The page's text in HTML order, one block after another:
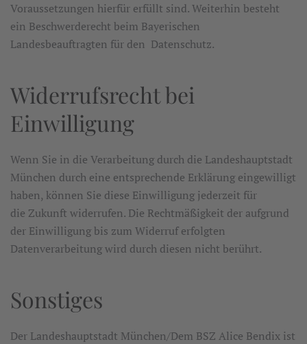
Voraussetzungen hierfür erfüllt sind. Weiterhin besteht
ein Beschwerderecht beim Bayerischen
Landesbeauftragten für den Datenschutz.
Widerrufsrecht bei
Einwilligung
Wenn Sie in die Verarbeitung durch die Landeshauptstadt
München durch eine entsprechende Erklärung eingewilligt
haben, können Sie diese Einwilligung jederzeit für
die Zukunft widerrufen. Die Rechtmäßigkeit der aufgrund
der Einwilligung bis zum Widerruf erfolgten
Datenverarbeitung wird durch diesen nicht berührt.
Sonstiges
Der Landeshauptstadt München/Dem BSZ Alice Bendix ist